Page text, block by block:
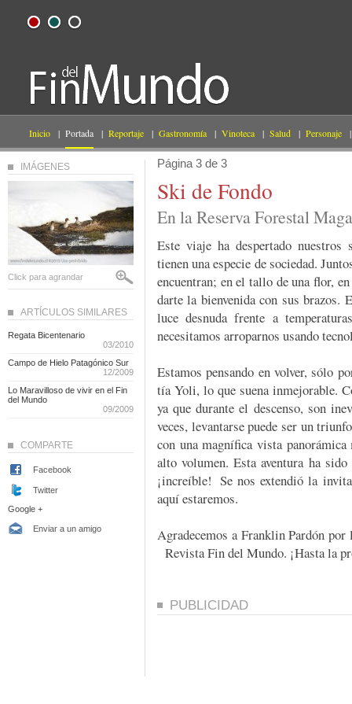
Inicio | Portada | Reportaje | Gastronomía | Vinoteca | Salud | Personaje |
Página 3 de 3
Ski de Fondo
En la Reserva Forestal
Este viaje ha despertado
tienen una especie de sociedad.
encuentran; en el tallo de una flor,
darte la bienvenida con sus brazos.
luce desnuda frente a
necesitamos arroparnos usando
Estamos pensando en volver, sólo
tía Yoli, lo que suena inmejorable.
ya que durante el descenso, son
veces, levantarse puede ser un
con una magnífica vista
alto volumen. Esta aventura ha
¡increíble! Se nos extendió la
aquí estaremos.
Agradecemos a Franklin Pardón
Revista Fin del Mundo. ¡Hasta la
PUBLICIDAD
IMÁGENES
Click para agrandar
ARTÍCULOS SIMILARES
Regata Bicentenario
03/2010
Campo de Hielo Patagónico Sur
12/2009
Lo Maravilloso de vivir en el Fin
del Mundo
09/2009
COMPARTE
Facebook
Twitter
Google +
Enviar a un amigo